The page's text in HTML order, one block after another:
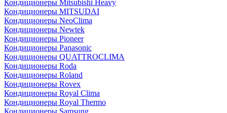
Кондиционеры Mitsubishi Heavy
Кондиционеры MITSUDAI
Кондиционеры NeoClima
Кондиционеры Newtek
Кондиционеры Pioneer
Кондиционеры Panasonic
Кондиционеры QUATTROCLIMA
Кондиционеры Roda
Кондиционеры Roland
Кондиционеры Rovex
Кондиционеры Royal Clima
Кондиционеры Royal Thermo
Кондиционеры Samsung